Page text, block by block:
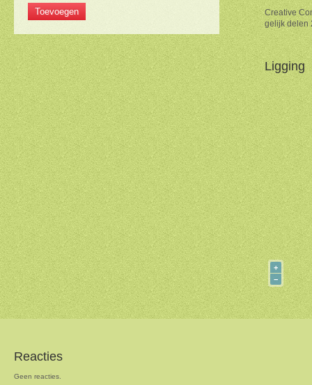
Creative
gelijk delen
Ligging
+
−
Reacties
Geen reacties.